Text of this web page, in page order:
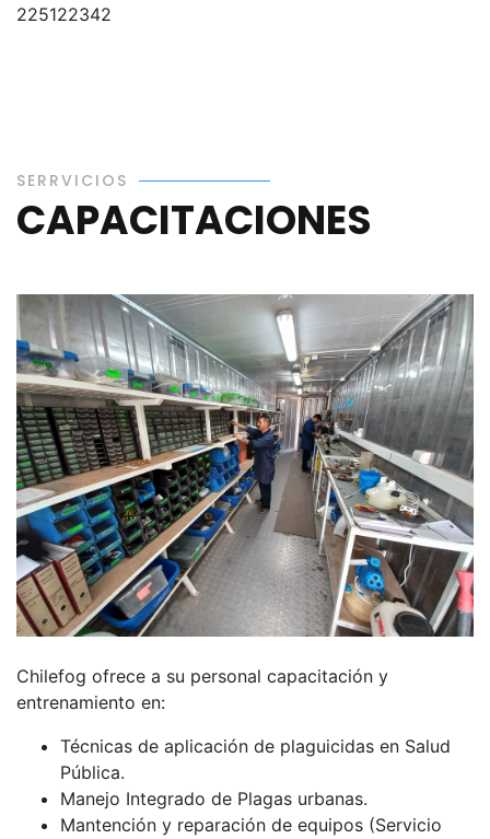
225122342
SERRVICIOS
CAPACITACIONES
Chilefog ofrece a su personal capacitación y
entrenamiento en:
Técnicas de aplicación de plaguicidas en Salud
Pública.
Manejo Integrado de Plagas urbanas.
Mantención y reparación de equipos (Servicio